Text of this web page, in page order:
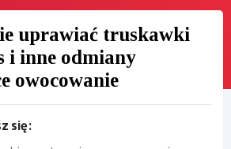
uprawiać truskawki
i inne odmiany
owocowanie
się: